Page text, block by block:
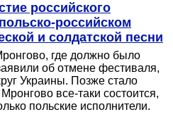
российского
российском
и солдатской песни
где должно было
об отмене фестиваля,
Украины. Позже стало
все-таки состоится,
польские исполнители.